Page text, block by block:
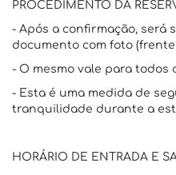
PROCEDIMENTO DA
- Após a confirmação, será
documento com foto (frente
- O mesmo vale para todos
- Esta é uma medida de
tranquilidade durante a
HORÁRIO DE ENTRADA E